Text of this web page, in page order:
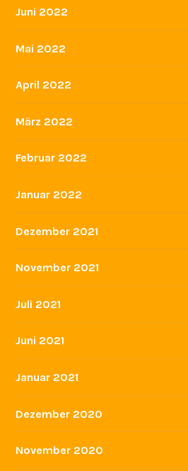
Juni 2022
Mai 2022
April 2022
März 2022
Februar 2022
Januar 2022
Dezember 2021
November 2021
Juli 2021
Juni 2021
Januar 2021
Dezember 2020
November 2020